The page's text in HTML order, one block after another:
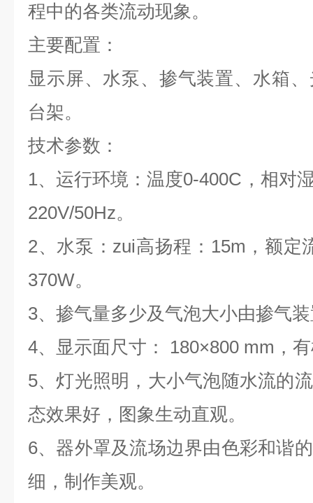
程中的各类流动现象。
主要配置：
显示屏、水泵、掺气装置、水箱
台架。
技术参数：
1、运行环境：温度0-400C，相对
220V/50Hz。
2、水泵：zui高扬程：15m，额定
370W。
3、掺气量多少及气泡大小由掺气
4、显示面尺寸： 180×800 mm，
5、灯光照明，大小气泡随水流的
态效果好，图象生动直观。
6、器外罩及流场边界由色彩和谐
细，制作美观。